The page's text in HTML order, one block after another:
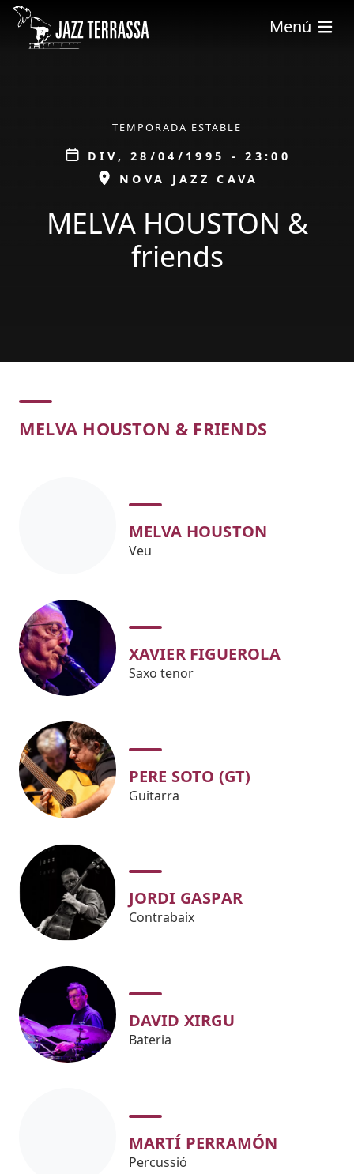
Vés al contingut
Menú
TEMPORADA ESTABLE
Data
DIV, 28/04/1995 - 23:00
ESPAI
NOVA JAZZ CAVA
MELVA HOUSTON &
friends
Concert
MELVA HOUSTON & FRIENDS
MELVA HOUSTON
Veu
XAVIER FIGUEROLA
Saxo tenor
PERE SOTO (GT)
Guitarra
JORDI GASPAR
Contrabaix
DAVID XIRGU
Bateria
MARTÍ PERRAMÓN
Percussió